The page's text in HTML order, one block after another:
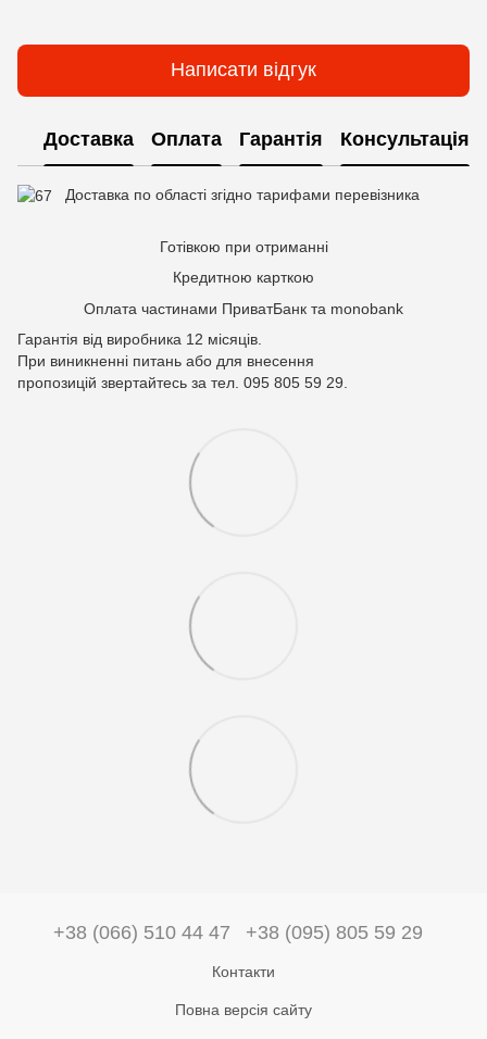
Написати відгук
Доставка Оплата Гарантія Консультація
Доставка по області згідно тарифами перевізника
Готівкою при отриманні
Кредитною карткою
Оплата частинами ПриватБанк та monobank
Гарантія від виробника 12 місяців.
При виникненні питань або для внесення
пропозицій звертайтесь за тел. 095 805 59 29.
+38 (066) 510 44 47 +38 (095) 805 59 29
Контакти
Повна версія сайту